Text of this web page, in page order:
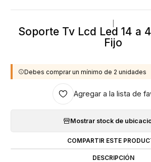
Soporte Tv Lcd Led 14 a
Fijo
Debes comprar un mínimo de 2 unidades
Agregar a la lista de
Mostrar stock de
COMPARTIR ESTE
DESCRIPCIÓN